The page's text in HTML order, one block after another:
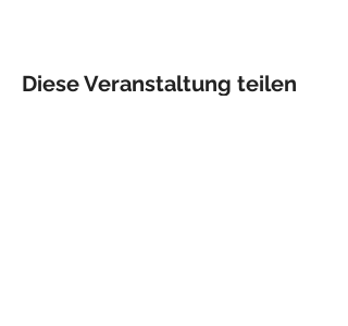
Diese Veranstaltung teilen